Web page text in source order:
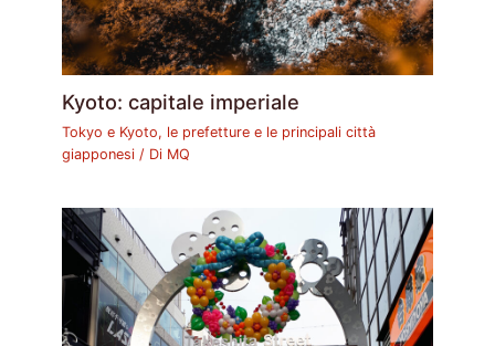
Kyoto: capitale imperiale
Tokyo e Kyoto, le prefetture e le principali città
giapponesi / Di MQ